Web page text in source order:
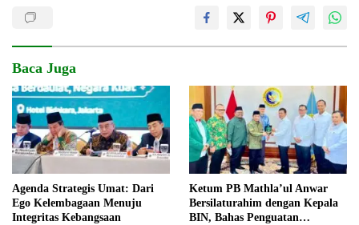
Baca Juga
Agenda Strategis Umat: Dari
Ego Kelembagaan Menuju
Integritas Kebangsaan
Ketum PB Mathla’ul Anwar
Bersilaturahim dengan Kepala
BIN, Bahas Penguatan